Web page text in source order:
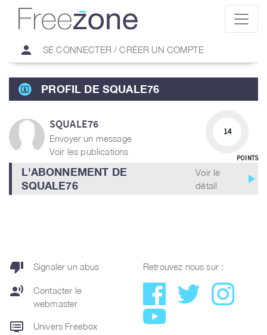
person SE CONNECTER / CRÉER UN COMPTE
PROFIL DE SQUALE76
SQUALE76
Envoyer un message
Voir les publications
14
POINTS
L'ABONNEMENT DE
SQUALE76
Voir le
détail
play_arrow
thumb_down Signaler un abus
record_voice_over
Contacter le
webmaster
dvr Univers Freebox
Retrouvez nous sur :